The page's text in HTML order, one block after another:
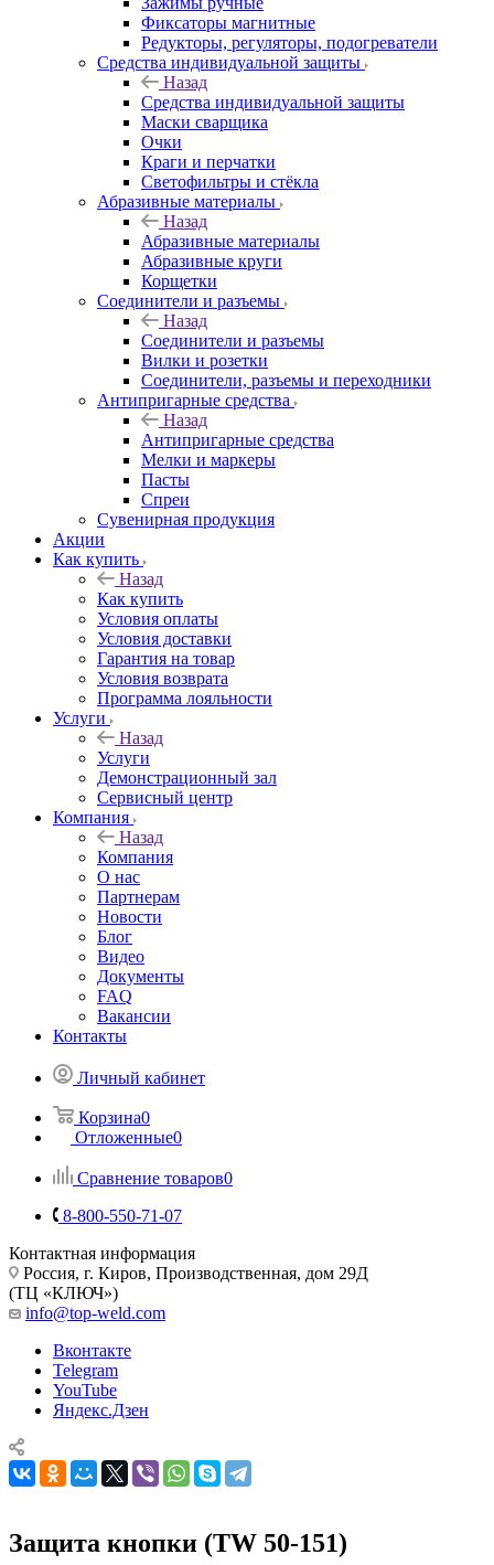
Фиксаторы магнитные
Редукторы, регуляторы, подогреватели
Средства индивидуальной защиты
Назад
Средства индивидуальной защиты
Маски сварщика
Очки
Краги и перчатки
Светофильтры и стёкла
Абразивные материалы
Назад
Абразивные материалы
Абразивные круги
Корщетки
Соединители и разъемы
Назад
Соединители и разъемы
Вилки и розетки
Соединители, разъемы и переходники
Антипригарные средства
Назад
Антипригарные средства
Мелки и маркеры
Пасты
Спреи
Сувенирная продукция
Акции
Как купить
Назад
Как купить
Условия оплаты
Условия доставки
Гарантия на товар
Условия возврата
Программа лояльности
Услуги
Назад
Услуги
Демонстрационный зал
Сервисный центр
Компания
Назад
Компания
О нас
Партнерам
Новости
Блог
Видео
Документы
FAQ
Вакансии
Контакты
Личный кабинет
Корзина0
Отложенные0
Сравнение товаров0
8-800-550-71-07
Контактная информация
Россия, г. Киров, Производственная, дом 29Д
(ТЦ «КЛЮЧ»)
info@top-weld.com
Вконтакте
Telegram
YouTube
Яндекс.Дзен
Защита кнопки (TW 50-151)